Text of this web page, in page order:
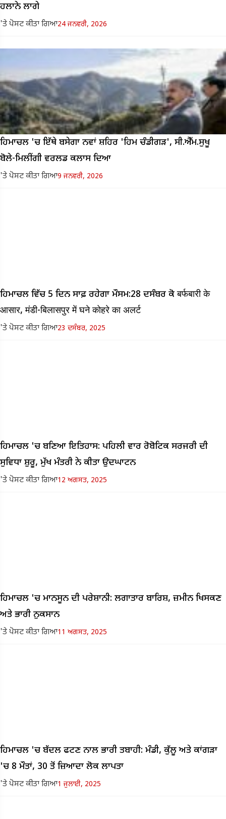
ਹਲਾਨੇ ਲਾਗੇ
'ਤੇ ਪੋਸਟ ਕੀਤਾ ਗਿਆ24 ਜਨਵਰੀ, 2026
ਹਿਮਾਚਲ 'ਚ ਇੱਥੇ ਬਸੇਗਾ ਨਵਾਂ ਸ਼ਹਿਰ 'ਹਿਮ ਚੰਡੀਗੜ', ਸੀ.ਐੱਮ.ਸੁਖੂ
ਬੋਲੇ-ਮਿਲੀਂਗੀ ਵਰਲਡ ਕਲਾਸ ਦਿਆ
'ਤੇ ਪੋਸਟ ਕੀਤਾ ਗਿਆ9 ਜਨਵਰੀ, 2026
ਹਿਮਾਚਲ ਵਿੱਚ 5 ਦਿਨ ਸਾਫ਼ ਰਹੇਗਾ ਮੌਸਮ:28 ਦਸੰਬਰ ਕੋ बर्फबारी के
आसार, मंडी-बिलासपुर में घने कोहरे का अलर्ट
'ਤੇ ਪੋਸਟ ਕੀਤਾ ਗਿਆ23 ਦਸੰਬਰ, 2025
ਹਿਮਾਚਲ 'ਚ ਬਣਿਆ ਇਤਿਹਾਸ: ਪਹਿਲੀ ਵਾਰ ਰੋਬੋਟਿਕ ਸਰਜਰੀ ਦੀ
ਸੁਵਿਧਾ ਸ਼ੁਰੂ, ਮੁੱਖ ਮੰਤਰੀ ਨੇ ਕੀਤਾ ਉਦਘਾਟਨ
'ਤੇ ਪੋਸਟ ਕੀਤਾ ਗਿਆ12 ਅਗਸਤ, 2025
ਹਿਮਾਚਲ 'ਚ ਮਾਨਸੂਨ ਦੀ ਪਰੇਸ਼ਾਨੀ: ਲਗਾਤਾਰ ਬਾਰਿਸ਼, ਜ਼ਮੀਨ ਖਿਸਕਣ
ਅਤੇ ਭਾਰੀ ਨੁਕਸਾਨ
'ਤੇ ਪੋਸਟ ਕੀਤਾ ਗਿਆ11 ਅਗਸਤ, 2025
ਹਿਮਾਚਲ 'ਚ ਬੱਦਲ ਫਟਣ ਨਾਲ ਭਾਰੀ ਤਬਾਹੀ: ਮੰਡੀ, ਕੁੱਲੂ ਅਤੇ ਕਾਂਗੜਾ
'ਚ 8 ਮੌਤਾਂ, 30 ਤੋਂ ਜ਼ਿਆਦਾ ਲੋਕ ਲਾਪਤਾ
'ਤੇ ਪੋਸਟ ਕੀਤਾ ਗਿਆ1 ਜੁਲਾਈ, 2025